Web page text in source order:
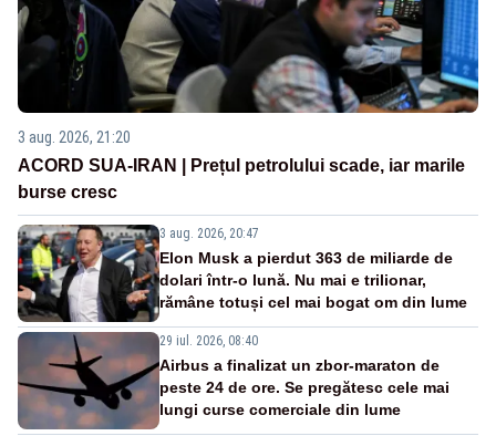
3 aug. 2026, 21:20
ACORD SUA-IRAN | Prețul petrolului scade, iar marile
burse cresc
3 aug. 2026, 20:47
Elon Musk a pierdut 363 de miliarde de
dolari într-o lună. Nu mai e trilionar,
rămâne totuși cel mai bogat om din lume
29 iul. 2026, 08:40
Airbus a finalizat un zbor-maraton de
peste 24 de ore. Se pregătesc cele mai
lungi curse comerciale din lume